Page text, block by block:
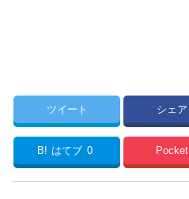
ツイート シェア
B! はてブ 0 Pocket